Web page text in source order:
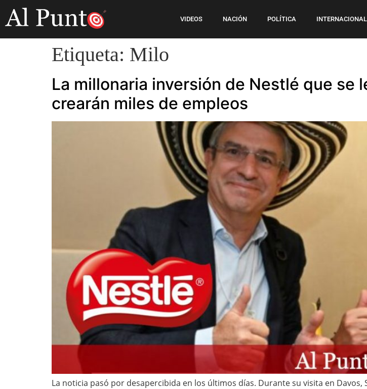
VIDEOS NACIÓN POLÍTICA INTERNACIONAL
Etiqueta: Milo
La millonaria inversión de Nestlé que se
crearán miles de empleos
La noticia pasó por desapercibida en los últimos días. Durante su visita en